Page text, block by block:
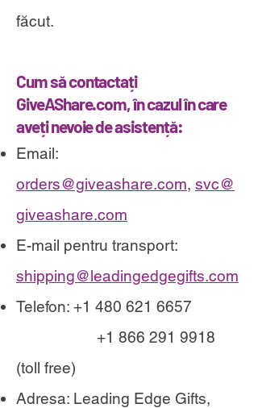
făcut.
Cum să contactați
GiveAShare.com, în cazul în care
aveți nevoie de asistență:
Email:
orders@giveashare.com, svc@
giveashare.com
E-mail pentru transport:
shipping@leadingedgegifts.com
Telefon: +1 480 621 6657
+1 866 291 9918
(toll free)
Adresa: Leading Edge Gifts,